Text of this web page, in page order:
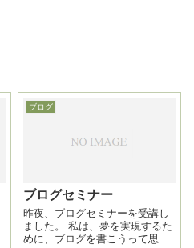
ブログ
ブログセミナー
昨夜、ブログセミナーを受講し
ました。 私は、夢を実現するた
めに、ブログを書こうって思っ